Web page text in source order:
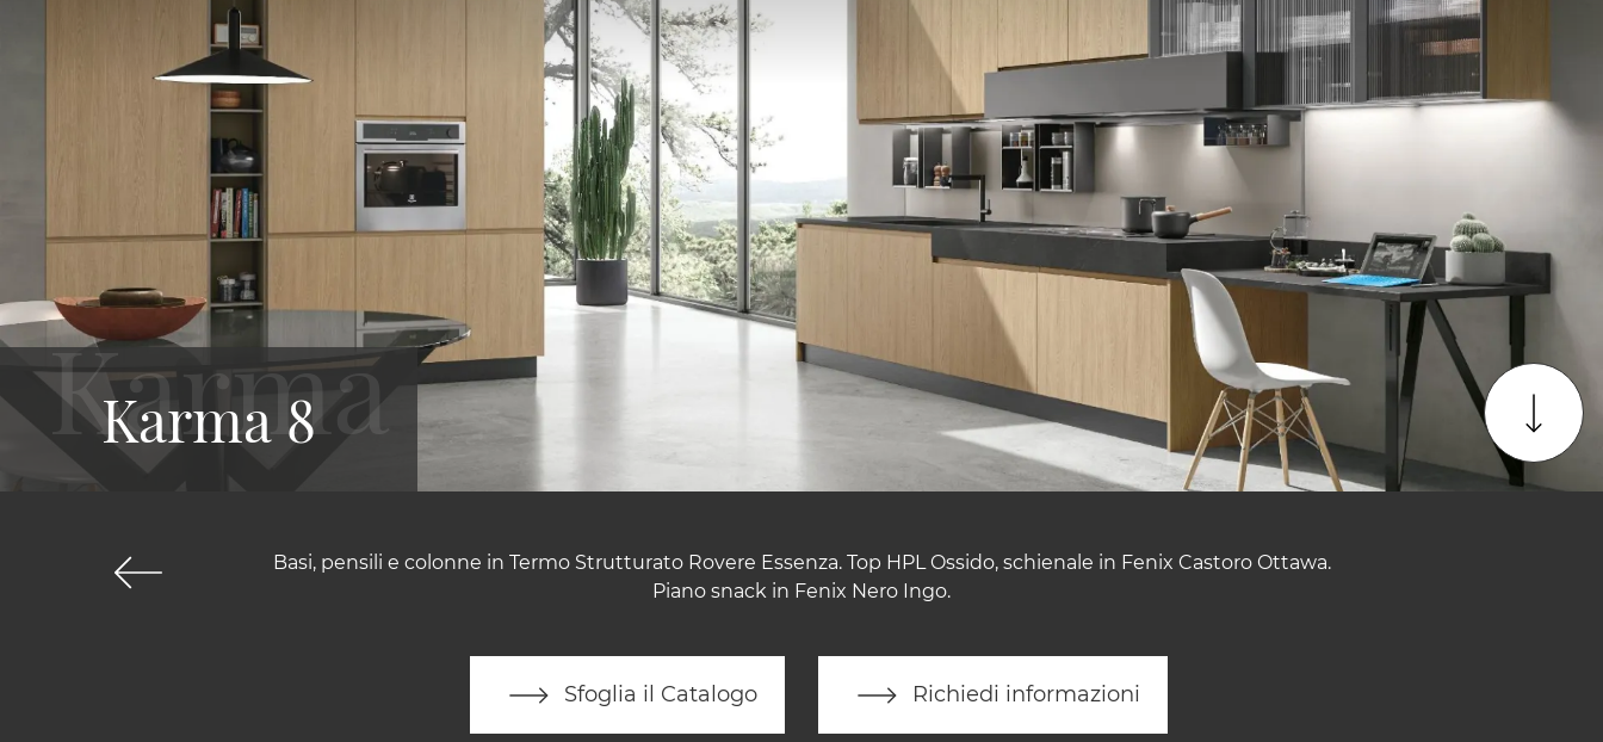
Basi, pensili e colonne in Termo Strutturato Rovere Essenza. Top HPL Ossido, schienale in Fenix Castoro Ottawa.
Piano snack in Fenix Nero Ingo.
Sfoglia il Catalogo Richiedi informazioni
Karma 8